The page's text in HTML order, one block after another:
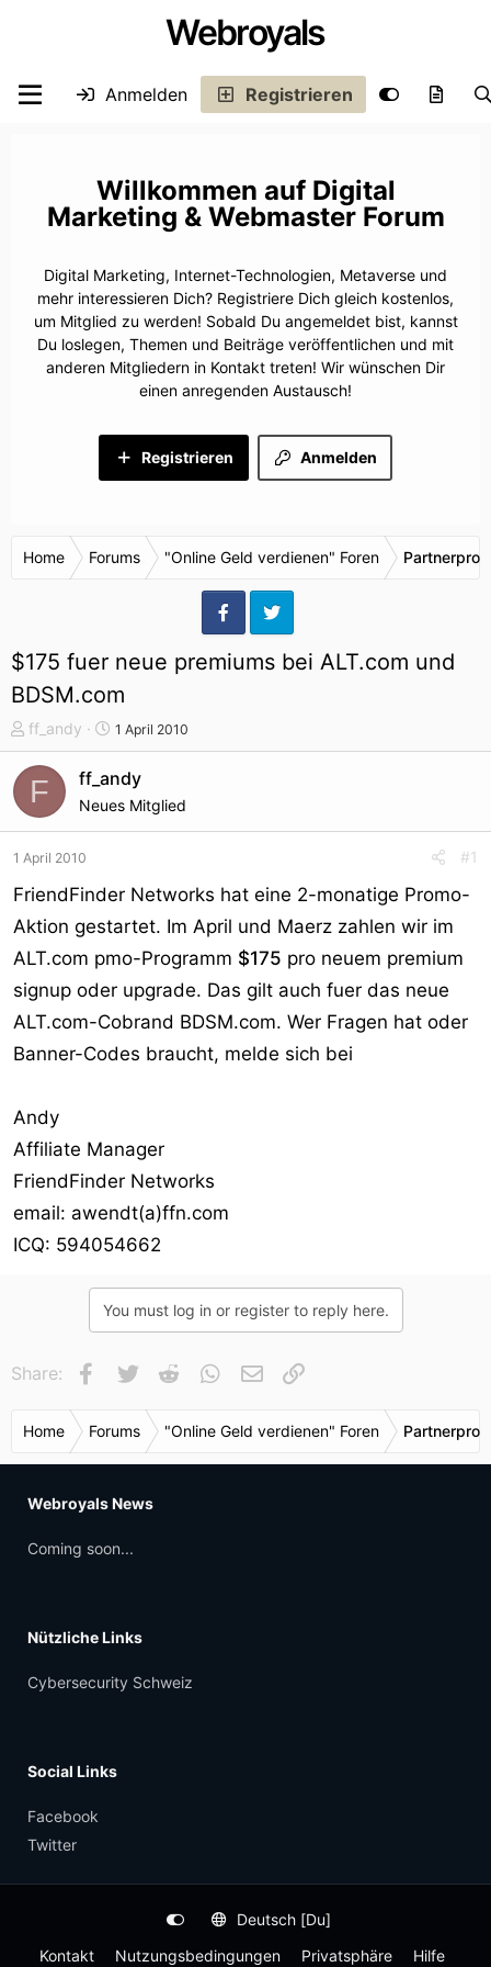
Webroyals
Anmelden Registrieren
Digital
Marketing & Webmaster Forum
Digital Marketing, Internet-Technologien, Metaverse und
mehr interessieren Dich? Registriere Dich gleich kostenlos,
um Mitglied zu werden! Sobald Du angemeldet bist, kannst
Du loslegen, Themen und Beiträge veröffentlichen und mit
anderen Mitgliedern in Kontakt treten! Wir wünschen Dir
einen anregenden Austausch!
Anmelden
Registrieren
Home Forums "Online Geld verdienen" Foren
$175 fuer neue premiums bei ALT.com und
BDSM.com
T
h
e
m
e
s
t
r
t
r
ff_andy
S
t
a
t
m
1 April 2010
F ff_andy
Neues Mitglied
1 April 2010 #1
FriendFinder Networks hat eine 2-monatige Promo-
Aktion gestartet. Im April und Maerz zahlen wir im
ALT.com pmo-Programm $175 pro neuem premium
signup oder upgrade. Das gilt auch fuer das neue
ALT.com-Cobrand BDSM.com. Wer Fragen hat oder
Banner-Codes braucht, melde sich bei
Andy
Affiliate Manager
FriendFinder Networks
email: awendt(a)ffn.com
ICQ: 594054662
You must log in or register to reply here.
Share: Facebook
Twitter Reddit WhatsApp
E-Mail
Home Forums "Online Geld verdienen" Foren
Webroyals News
Coming soon...
Nützliche Links
Cybersecurity Schweiz
Social Links
Facebook
Twitter
Deutsch [Du]
Kontakt
Nutzungsbedingungen Privatsphäre Hilfe